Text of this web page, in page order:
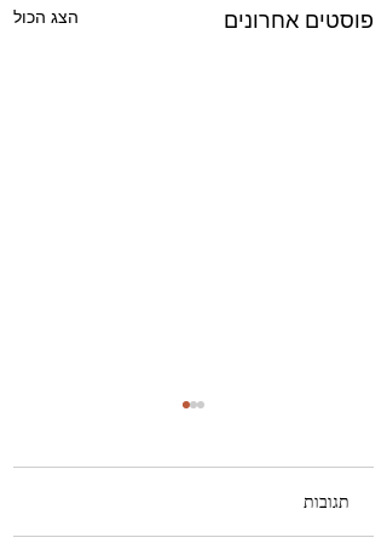
פוסטים אחרונים הצג הכול
תגובות